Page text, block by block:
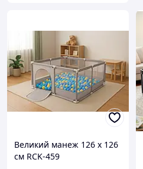
Великий манеж 126 х 126
см RCK-459